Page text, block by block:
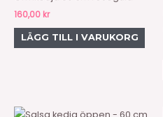
160,00 kr
LÄGG TILL I VARUKORG